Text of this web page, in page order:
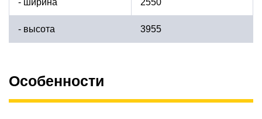
- ширина 2550
- высота 3955
Особенности